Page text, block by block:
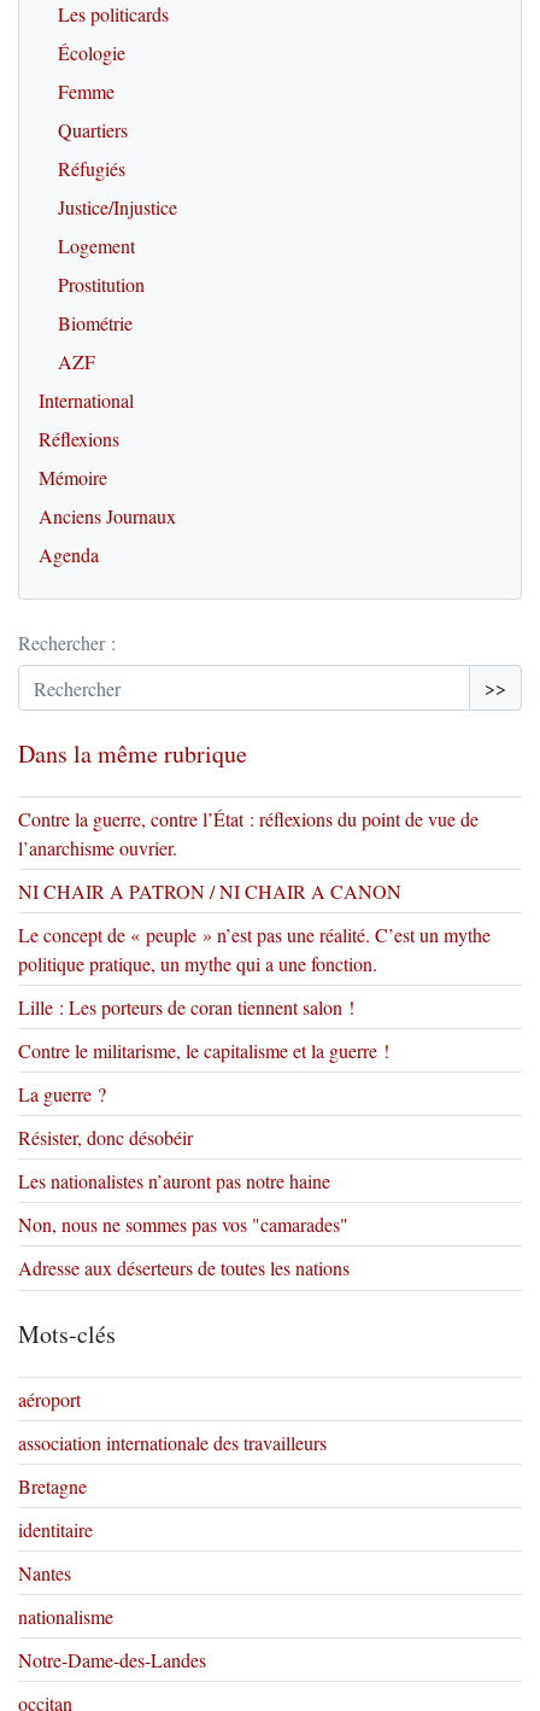
Les politicards
Écologie
Femme
Quartiers
Réfugiés
Justice/Injustice
Logement
Prostitution
Biométrie
AZF
International
Réflexions
Mémoire
Anciens Journaux
Agenda
Rechercher :
>>
Dans la même rubrique
Contre la guerre, contre l’État : réflexions du point de vue de
l’anarchisme ouvrier.
NI CHAIR A PATRON / NI CHAIR A CANON
Le concept de « peuple » n’est pas une réalité. C’est un mythe
politique pratique, un mythe qui a une fonction.
Lille : Les porteurs de coran tiennent salon !
Contre le militarisme, le capitalisme et la guerre !
La guerre ?
Résister, donc désobéir
Les nationalistes n’auront pas notre haine
Non, nous ne sommes pas vos "camarades"
Adresse aux déserteurs de toutes les nations
Mots-clés
aéroport
association internationale des travailleurs
Bretagne
identitaire
Nantes
nationalisme
Notre-Dame-des-Landes
occitan